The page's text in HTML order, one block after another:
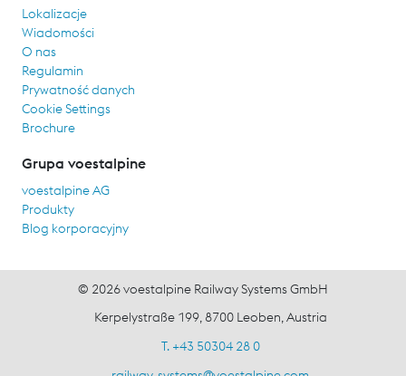
Lokalizacje
Wiadomości
O nas
Regulamin
Prywatność danych
Cookie Settings
Brochure
Grupa voestalpine
voestalpine AG
Produkty
Blog korporacyjny
© 2026 voestalpine Railway Systems GmbH
Kerpelystraße 199, 8700 Leoben, Austria
T. +43 50304 28 0